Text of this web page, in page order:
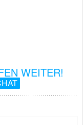
WEITER!